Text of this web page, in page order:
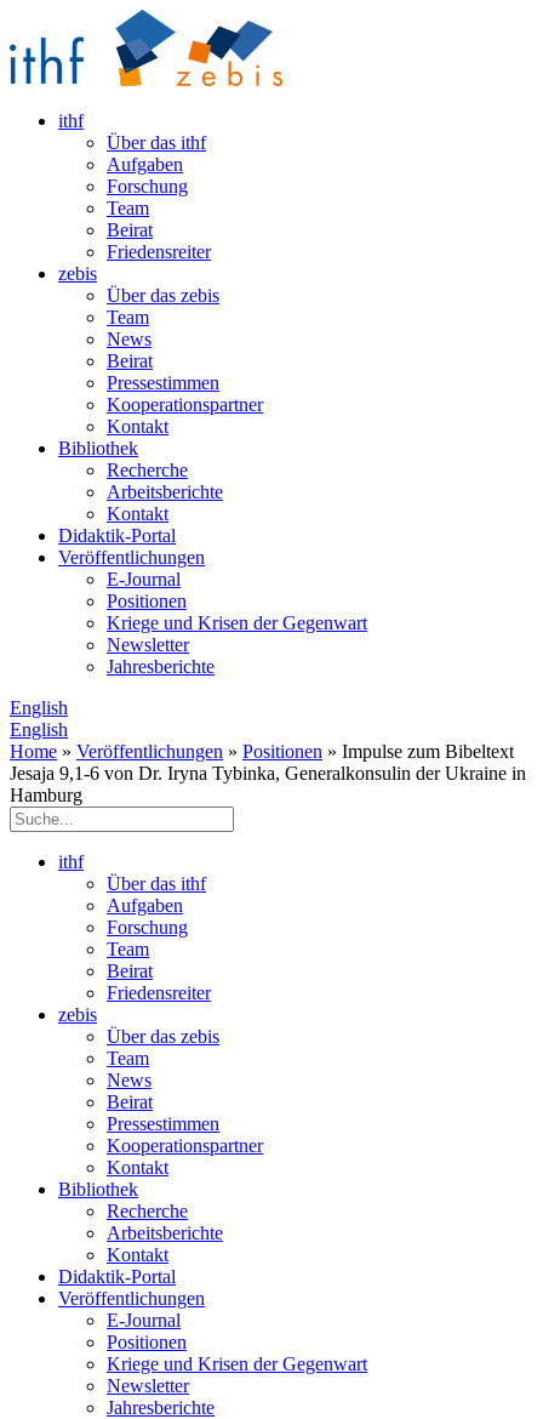
ithf
Über das ithf
Aufgaben
Forschung
Team
Beirat
Friedensreiter
zebis
Über das zebis
Team
News
Beirat
Pressestimmen
Kooperationspartner
Kontakt
Bibliothek
Recherche
Arbeitsberichte
Kontakt
Didaktik-Portal
Veröffentlichungen
E­-Journal
Positionen
Kriege und Krisen der Gegenwart
Newsletter
Jahresberichte
English
English
Home » Veröffentlichungen » Positionen » Impulse zum Bibeltext
Jesaja 9,1-6 von Dr. Iryna Tybinka, Generalkonsulin der Ukraine in
Hamburg
ithf
Über das ithf
Aufgaben
Forschung
Team
Beirat
Friedensreiter
zebis
Über das zebis
Team
News
Beirat
Pressestimmen
Kooperationspartner
Kontakt
Bibliothek
Recherche
Arbeitsberichte
Kontakt
Didaktik-Portal
Veröffentlichungen
E­-Journal
Positionen
Kriege und Krisen der Gegenwart
Newsletter
Jahresberichte